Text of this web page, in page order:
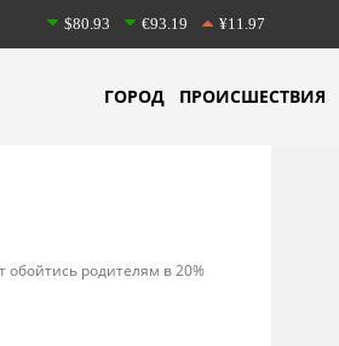
$80.93 €93.19 ¥11.97
ГОРОД ПРОИСШЕСТВИЯ
обойтись родителям в 20%